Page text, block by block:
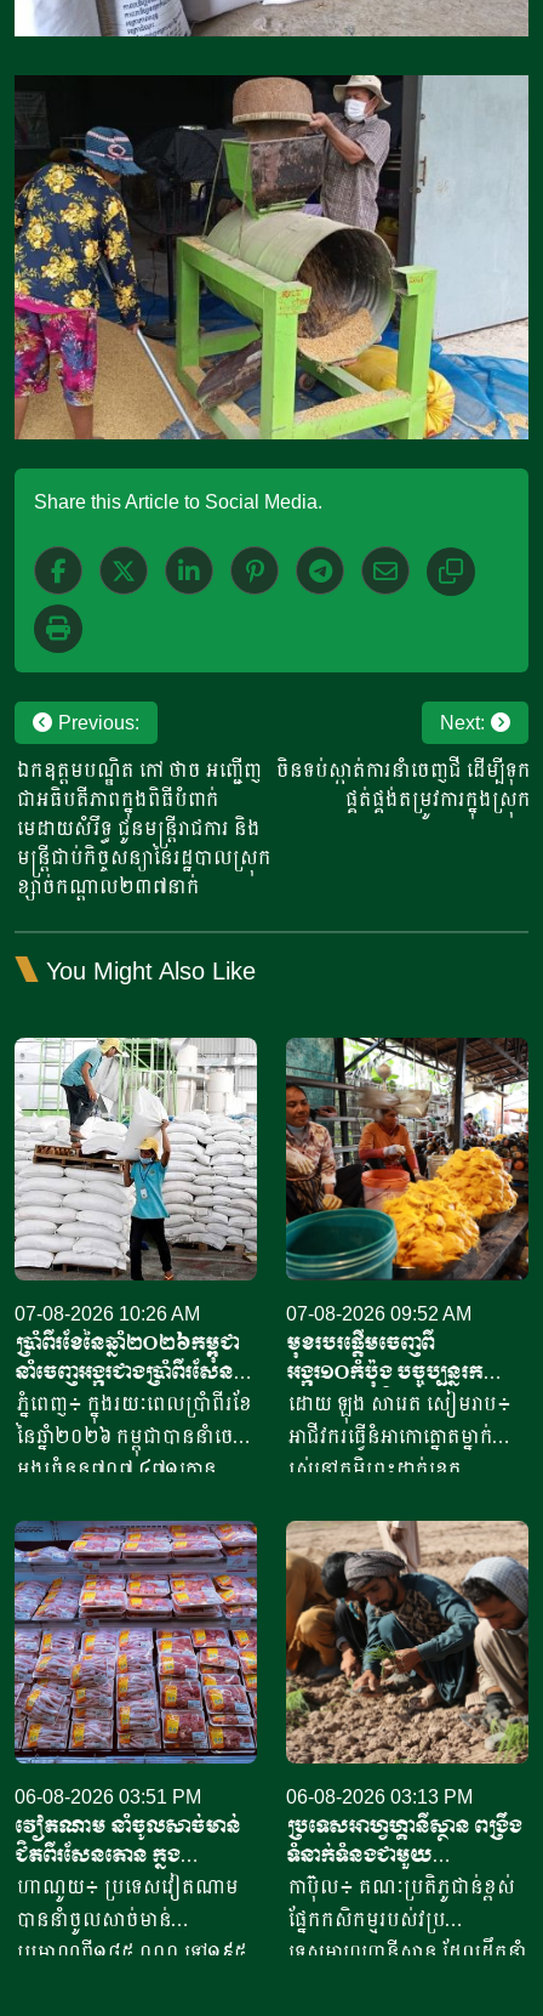
Share this Article to Social Media.
Post
navigation
Previous:
ឯកឧត្តមបណ្ឌិត កៅ ថាច អញ្ជើញ
ជាអធិបតីភាពក្នុងពិធីបំពាក់
មេដាយសំរឹទ្ធ ជូនមន្ត្រីរាជការ និង
មន្ត្រីជាប់កិច្ចសន្យានៃរដ្ឋបាលស្រុក
ខ្សាច់កណ្តាល២៣៧នាក់
Next:
ចិនទប់ស្កាត់ការនាំចេញជី ដើម្បីទុក
ផ្គត់ផ្គង់តម្រូវការក្នុងស្រុក
You Might Also Like
07-08-2026 10:26 AM
ប្រាំពីរខែនៃឆ្នាំ​២០២៦កម្ពុជា
នាំចេញអង្ករជាងប្រាំពីរសែន​
តោន គិតជាទឹកប្រាក់​
ជាង៤១៥លានដុល្លារ
ភ្នំពេញ៖ ក្នុងរយៈពេលប្រាំពីរខែ
នៃឆ្នាំ២០២៦ កម្ពុជាបាននាំចេញ
អង្ករចំនួន៧០៧ ៤៧១តោន​
ចំនួន៦១ក្រុមហ៊ុន ដោយនាំ
ចេញទៅកាន់គោលដៅចំនួន៦៦
ដែលក្នុងនោះទៅកាន់បណ្តា
ប្រទេសនៅក្នុងតំបន់អឺរ៉ុប
ចំនួន៣៣ ​បានបរិមាណអង្ករ
ចំនួន២០៧ ១៥៧តោន គិតជា
ទឹកប្រាក់ចំនួន១៥៦,៤៥​លាន
ដុល្លារ។ ឧកញ៉ា ឡាយ ឈុនហួ
ប្រធានសហព័ន្ធស្រូវអង្ករកម្ពុជា
បានមានប្រសាសន៍ថា ការនាំ
ចេញអង្ករសម្រាប់ឆ្នាំ២០២៦នេះ
នឹងសម្រេចបានជោគជ័យតាម
ផែនការ ហើយ​មិនមានបញ្ហាអ្វី
ចោទនោះទេ ជាពិសេស ស្រប
07-08-2026 09:52 AM
មុខរបរផ្តើមចេញពី
អង្ករ១០កំប៉ុង​ បច្ចុប្បន្ន​រក
ចំណូលបាន​ជិត១០លានរៀល
ក្នុងមួយថ្ងៃ
ដោយ ឡុង សារេត​ សៀមរាប៖ ​
អាជីវករ​​ធ្វើនំអាកោត្នោត​ម្នាក់
រស់នៅភូមិព្រះដាក់ខេត្ត
ចាប់ផ្តើម​ដំបូង​ចេញពីអង្ករ​
១០កំប៉ុង ឬមានទម្ងន់​ប្រហែល​បី
គីឡូក្រាម រហូតមកដល់ឆ្នាំ​
២០២៦នេះ អាច​លក់នំបាន​ពី៤
០០០ ទៅ​៨០០០នំ​ គិតជាប្រាក់
ចំណូលសរុបបានពីបីលានដល់​
ប្រាំបីលានរៀល​ក្នុងមួយថ្ងៃ​។ អ្នក
ស្រី ថ្លុង ថាន ម្ចាស់ហាង​យីហោ
“អាកោត្នោតព្រះដាក់” នៅឃុំព្រះ
ដាក់​ ស្រុក​បន្ទាយស្រី ខេត្ត
សៀមរាប​ បានឱ្យដឹង​ថា មុខរបរ
ធ្វើនំអាកោត្នោត​លក់ជូនប្រជា
ពលរដ្ឋនិងភ្ញៀវទេសចរណ៍
អន្តរជាតិ​ ក្នុងពេលសព្វថ្ងៃនេះ
06-08-2026 03:51 PM
វៀតណាម នាំចូលសាច់មាន់
ជិតពីរសែនតោន ក្នុង
ឆមាសទី១ ដោយភាគច្រើននាំ
ចូលពីអាម៉េរិក
ហាណូយ៖ ប្រទេសវៀតណាម
បាននាំចូលសាច់មាន់
ប្រមាណពី១៨៥ ០០០ ទៅ១៩៥
06-08-2026 03:13 PM
ប្រទេសអាហ្វហ្គានីស្ថាន ពង្រឹង
ទំនាក់ទំនងជាមួយ
ប្រទេសម៉ុលដូវ៉ា ដើម្បីជំរុញ
កិច្ចសហប្រតិបត្តិការផ្នែក
វិទ្យាសាស្ត្រ និងកសិកម្ម
កាប៊ុល៖ គណៈប្រតិភូជាន់ខ្ពស់
ផ្នែកកសិកម្មរបស់វប្រ
ទេសអាហ្វហ្គានីស្ថាន ដែលដឹកនាំ